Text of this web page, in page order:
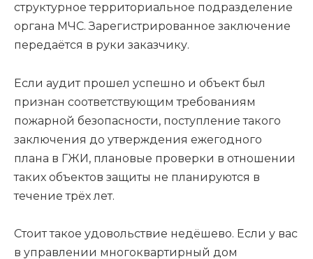
структурное территориальное подразделение
органа МЧС. Зарегистрированное заключение
передаётся в руки заказчику.
Если аудит прошел успешно и объект был
признан соответствующим требованиям
пожарной безопасности, поступление такого
заключения до утверждения ежегодного
плана в ГЖИ, плановые проверки в отношении
таких объектов защиты не планируются в
течение трёх лет.
Стоит такое удовольствие недёшево. Если у вас
в управлении многоквартирный дом